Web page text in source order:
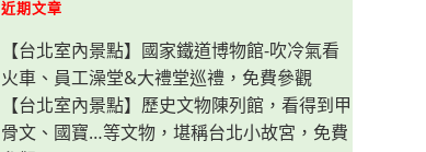
近期文章
【台北室內景點】國家鐵道博物館-吹冷氣看
火車、員工澡堂&大禮堂巡禮，免費參觀
【台北室內景點】歷史文物陳列館，看得到甲
骨文、國寶…等文物，堪稱台北小故宮，免費